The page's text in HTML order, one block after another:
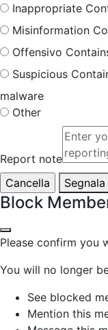
Inappropriate
Misinformation
Offensivo
Suspicious
malware
Other
Report note
Segnala
Block
Please confirm you
You will no longer
See blocked
Mention this